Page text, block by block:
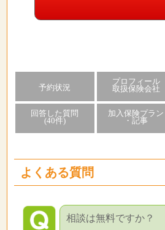
予約状況
プロフィール
取扱保険会社
回答した質問
(40件)
加入保険プラン
・記事
よくある質問
相談は無料ですか？